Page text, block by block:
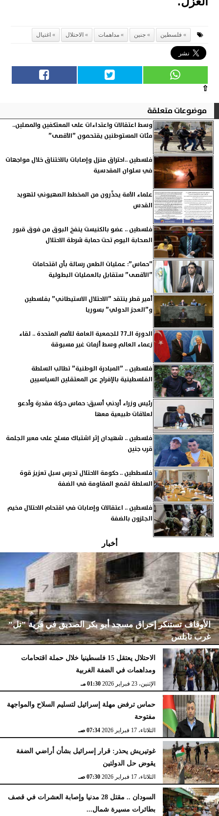
فلسطين جنين مداهمات الاحتلال اغتيال
⇧
موضوعات متعلقة
وسط اعتقالات واعتداءات على المعتكفين والمصلين..
مئات المستوطنين يقتحمون ”الأقصى”
فلسطين ..احتراق منزل وإصابات بالاختناق خلال مواجهات
في سلوان المقدسية
علماء الأمة يحذّرون من المخطط الصهيوني لتهويد
القدس
فلسطين .. عضو بالكنيست ينفخ البوق من فوق قبور
الصحابة اليوم تحت حماية شرطة الاحتلال
”حماس”: عمليات الطعن رسالة بأن اقتحامات
”الأقصى” ستقابل بالعمليات البطولية
أمير قطر ينتقد ”الاحتلال الاستيطاني” بفلسطين
و”العجز الدولي” بسوريا
الدورة الـ77 للجمعية العامة للأمم المتحدة .. لقاء
زعماء العالم وسط أزمات غير مسبوقة
فلسطين .. ”المبادرة الوطنية” تطالب السلطة
الفلسطينية بالإفراج عن المعتقلين السياسيين
رئيس وزراء أردني أسبق: حماس حركة مقدرة وأدعو
لعلاقات طبيعية معها
فلسطين .. شهيدان إثر اشتباك مسلح على معبر الجلمة
قرب جنين
فلسططين .. حكومة الاحتلال تدرس سبل تعزيز قوة
السلطة لقمع المقاومة في الضفة
فلسطين .. اعتقالات وإصابات في اقتحام الاحتلال مخيم
الجلزون بالضفة
أخبار
الأوقاف تستنكر إحراق مسجد أبو بكر الصديق في قرية ”تل”
غرب نابلس
الإثنين، 23 فبراير 2026 02:15 مـ
الاحتلال يعتقل 15 فلسطينيا خلال حملة اقتحامات
ومداهمات في الضفة الغربية
الإثنين، 23 فبراير 2026 01:30 مـ
حماس ترفض مهلة إسرائيل لتسليم السلاح والمواجهة
مفتوحة
الثلاثاء، 17 فبراير 2026 07:34 صـ
غوتيريش يحذر: قرار إسرائيل بشأن أراضي الضفة
يقوض حل الدولتين
الثلاثاء، 17 فبراير 2026 07:30 صـ
السودان .. مقتل 28 مدنيا وإصابة العشرات في قصف
بطائرات مسيرة شمال...